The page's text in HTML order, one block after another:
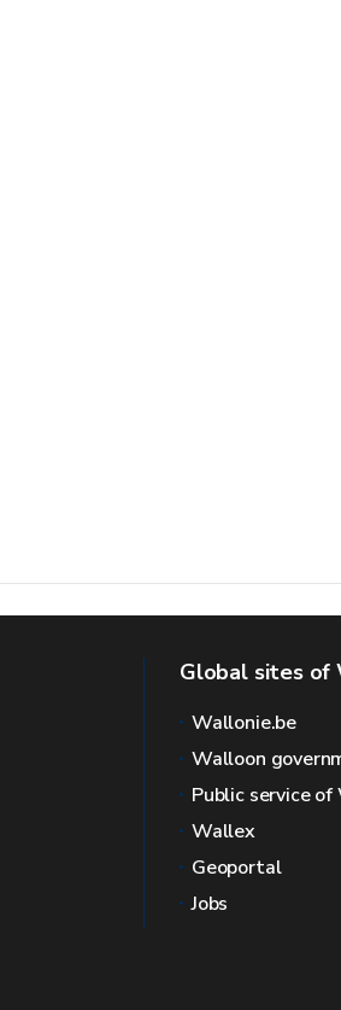
Global sites of
Wallonie.be
Walloon
Public service
Wallex
Geoportal
Jobs